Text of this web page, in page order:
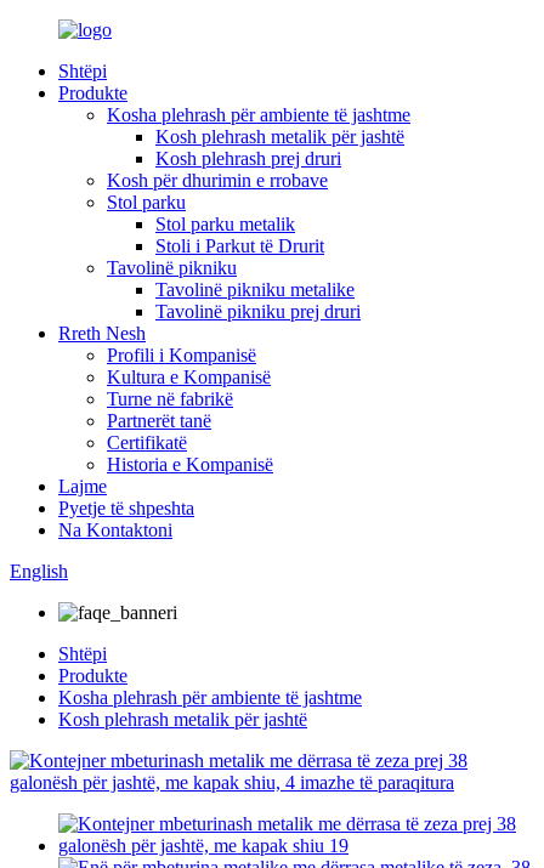
Shtëpi
Produkte
Kosha plehrash për ambiente të jashtme
Kosh plehrash metalik për jashtë
Kosh plehrash prej druri
Kosh për dhurimin e rrobave
Stol parku
Stol parku metalik
Stoli i Parkut të Drurit
Tavolinë pikniku
Tavolinë pikniku metalike
Tavolinë pikniku prej druri
Rreth Nesh
Profili i Kompanisë
Kultura e Kompanisë
Turne në fabrikë
Partnerët tanë
Certifikatë
Historia e Kompanisë
Lajme
Pyetje të shpeshta
Na Kontaktoni
English
Shtëpi
Produkte
Kosha plehrash për ambiente të jashtme
Kosh plehrash metalik për jashtë